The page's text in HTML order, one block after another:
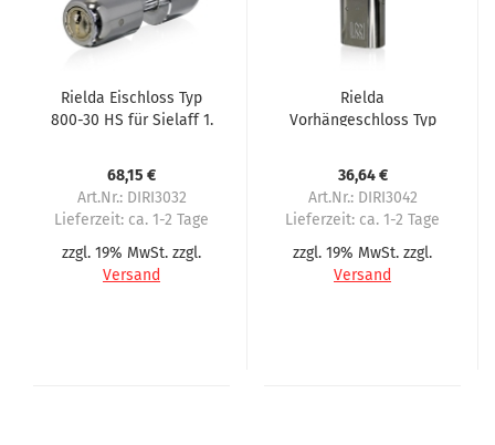
Rielda Eischloss Typ
800-30 HS für Sielaff 1.
68,15 €
Art.Nr.: DIRI3032
Lieferzeit: ca. 1-2 Tage
zzgl. 19% MwSt. zzgl.
Versand
Rielda
Vorhängeschloss Typ
36,64 €
Art.Nr.: DIRI3042
Lieferzeit: ca. 1-2 Tage
zzgl. 19% MwSt. zzgl.
Versand